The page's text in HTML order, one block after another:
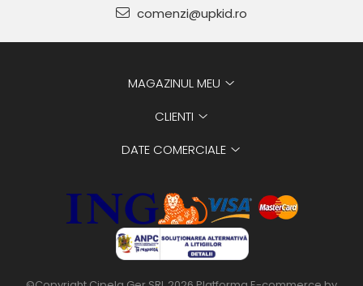
comenzi@upkid.ro
MAGAZINUL MEU
CLIENTI
DATE COMERCIALE